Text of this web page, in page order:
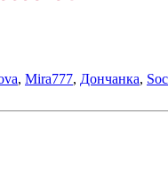
, Mira777, Дончанка,